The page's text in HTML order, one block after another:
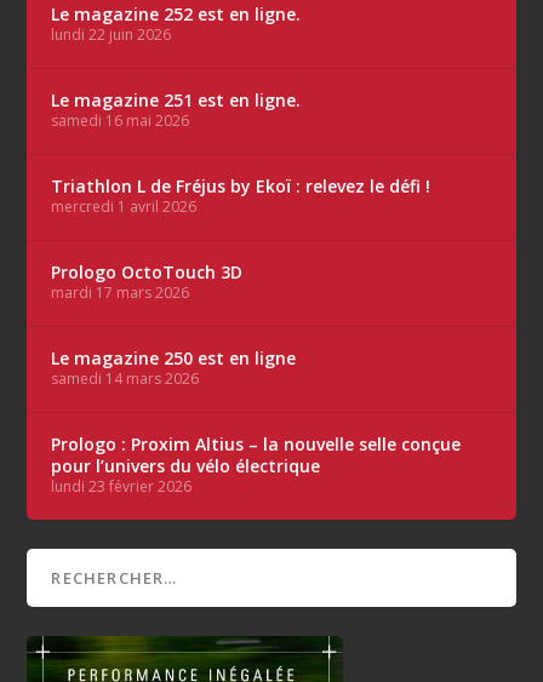
Le magazine 252 est en ligne.
lundi 22 juin 2026
Le magazine 251 est en ligne.
samedi 16 mai 2026
Triathlon L de Fréjus by Ekoï : relevez le défi !
mercredi 1 avril 2026
Prologo OctoTouch 3D
mardi 17 mars 2026
Le magazine 250 est en ligne
samedi 14 mars 2026
Prologo : Proxim Altius – la nouvelle selle conçue
pour l’univers du vélo électrique
lundi 23 février 2026